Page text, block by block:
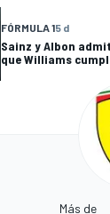
FÓRMULA 15 d
Sainz y Albon
que Williams
Más de